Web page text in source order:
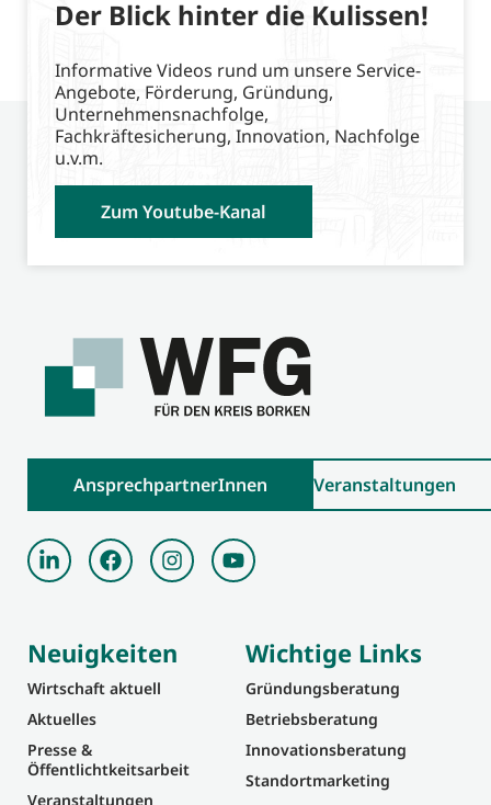
Der Blick hinter die Kulissen!
Informative Videos rund um unsere Service-
Angebote, Förderung, Gründung,
Unternehmensnachfolge,
Fachkräftesicherung, Innovation, Nachfolge
u.v.m.
Zum Youtube-Kanal
AnsprechpartnerInnen Veranstaltungen
Neuigkeiten
Wirtschaft aktuell
Aktuelles
Presse &
Öffentlichtkeitsarbeit
Veranstaltungen
Wichtige Links
Gründungsberatung
Betriebsberatung
Innovationsberatung
Standortmarketing